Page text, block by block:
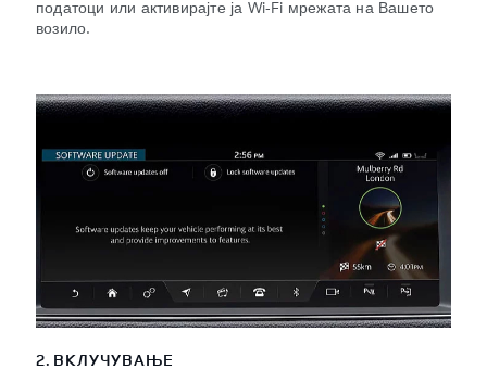
податоци или активирајте ја Wi-Fi мрежата на Вашето
возило.
2. ВКЛУЧУВАЊЕ